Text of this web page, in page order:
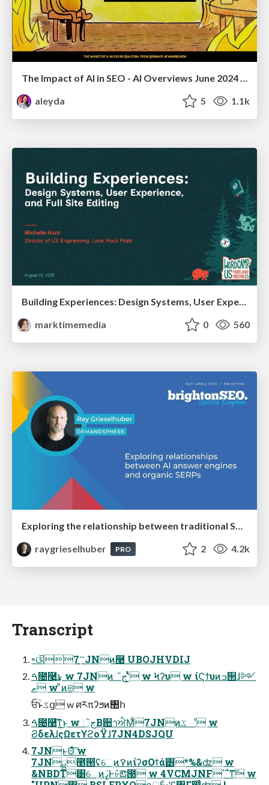
The Impact of AI in SEO - AI Overviews June 2024 Edition
aleyda
5 1.1k
Building Experiences: Design Systems, User Experience, and Full Site Editing
marktimemedia
0 560
raygrieselhuber
PRO 2 4.2k
Transcript
৽ଔ࠲ֶ7JNͷ࿩ UBOJHVDIJ
ࠓ೔࿩͢͜ͱ w 7JNͷجૅʹ͍ͭͯ w Ϟʔυ w ίϚϯυͷߏ੒ɺ༻
ޠ w ͦͷଞ w
ਓؒͱػց w ศརπʔϧͷ঺հ
ࠓ೔࿩͞ͳ͍͜ͱ w جૅ͔Β਺าਐΜͩ7JNͷػೳ w
ϨδελɺςΩετϒϩοΫɺ7JN4DSJQU
7JNͱΘͨ͠ w
7JNྺ೥൒ʢେֶͷࠒͷίʔσΟϯά͸*%&ʣ w
&NBDT͸େֶͷߨٛͰ৮ͬͨఔ౓ w 4VCMJNF΄΅ͳ͠ w